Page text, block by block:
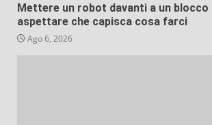
Mettere un robot davanti a un blocco
aspettare che capisca cosa farci
Ago 6, 2026